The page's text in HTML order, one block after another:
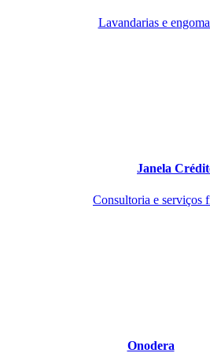
Lavandarias e
Janela
Consultoria e serviços
Onodera